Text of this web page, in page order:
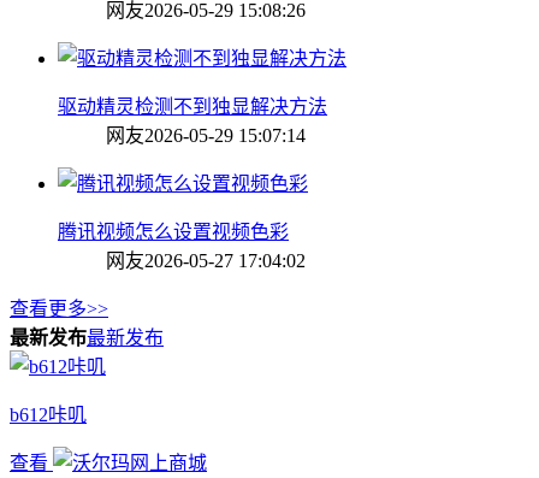
网友2026-05-29 15:08:26
驱动精灵检测不到独显解决方法
网友2026-05-29 15:07:14
腾讯视频怎么设置视频色彩
网友2026-05-27 17:04:02
查看更多>>
最新发布最新发布
b612咔叽
查看